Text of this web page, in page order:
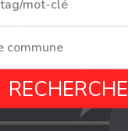
RECHERCHE